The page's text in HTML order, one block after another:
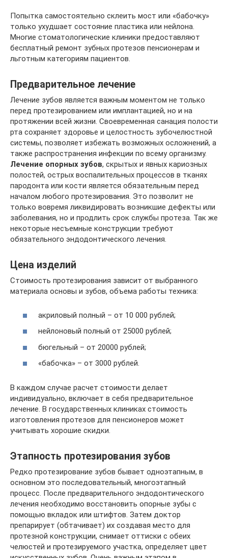
Попытка самостоятельно склеить мост или «бабочку»
только ухудшает состояние пластика или нейлона.
Многие стоматологические клиники предоставляют
бесплатный ремонт зубных протезов пенсионерам и
льготным категориям пациентов.
Предварительное лечение
Лечение зубов является важным моментом не только
перед протезированием или имплантацией, но и на
протяжении всей жизни. Своевременная санация полости
рта сохраняет здоровье и целостность зубочелюстной
системы, позволяет избежать возможных осложнений, а
также распространения инфекции по всему организму.
Лечение опорных зубов, скрытых и явных кариозных
полостей, острых воспалительных процессов в тканях
пародонта или кости является обязательным перед
началом любого протезирования. Это позволит не
только вовремя ликвидировать возникшие дефекты или
заболевания, но и продлить срок службы протеза. Так же
некоторые несъемные конструкции требуют
обязательного эндодонтического лечения.
Цена изделий
Стоимость протезирования зависит от выбранного
материала основы и зубов, объема работы техника:
акриловый полный – от 10 000 рублей;
нейлоновый полный от 25000 рублей;
бюгельный – от 20000 рублей;
«бабочка» – от 3000 рублей.
В каждом случае расчет стоимости делает
индивидуально, включает в себя предварительное
лечение. В государственных клиниках стоимость
изготовления протезов для пенсионеров может
учитывать хорошие скидки.
Этапность протезирования зубов
Редко протезирование зубов бывает одноэтапным, в
основном это последовательный, многоэтапный
процесс. После предварительного эндодонтического
лечения необходимо восстановить опорные зубы с
помощью вкладок или штифтов. Затем доктор
препарирует (обтачивает) их создавая место для
протезной конструкции, снимает оттиски с обеих
челюстей и протезируемого участка, определяет цвет